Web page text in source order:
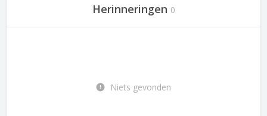
Herinneringen 0
Niets gevonden